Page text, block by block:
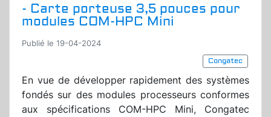
- Carte porteuse 3,5 pouces pour
modules COM-HPC Mini
Publié le 19-04-2024
Congatec
En vue de développer rapidement des systèmes
fondés sur des modules processeurs conformes
aux spécifications COM-HPC Mini, Congatec